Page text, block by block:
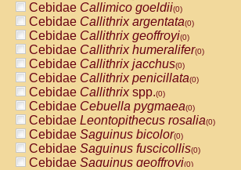
Cebidae Callimico goeldii(0)
Cebidae Callithrix argentata(0)
Cebidae Callithrix geoffroyi(0)
Cebidae Callithrix humeralifer(0)
Cebidae Callithrix jacchus(0)
Cebidae Callithrix penicillata(0)
Cebidae Callithrixspp.(0)
Cebidae Cebuella pygmaea(0)
Cebidae Leontopithecus rosalia(0)
Cebidae Saguinus bicolor(0)
Cebidae Saguinus fuscicollis(0)
Cebidae Saguinus geoffroyi(0)